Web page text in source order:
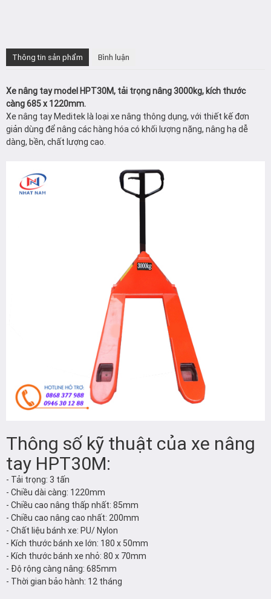
Thông tin sản phẩm Bình luận
Xe nâng tay model HPT30M, tải trọng nâng 3000kg, kích thước
càng 685 x 1220mm.
Xe nâng tay Meditek là loại xe nâng thông dụng, với thiết kế đơn
giản dùng để nâng các hàng hóa có khối lượng nặng, nâng hạ dễ
dàng, bền, chất lượng cao.
Thông số kỹ thuật của xe nâng
tay HPT30M:
- Tải trọng: 3 tấn
- Chiều dài càng: 1220mm
- Chiều cao nâng thấp nhất: 85mm
- Chiều cao nâng cao nhất: 200mm
- Chất liệu bánh xe: PU/ Nylon
- Kích thước bánh xe lớn: 180 x 50mm
- Kích thước bánh xe nhỏ: 80 x 70mm
- Độ rộng càng nâng: 685mm
- Thời gian bảo hành: 12 tháng